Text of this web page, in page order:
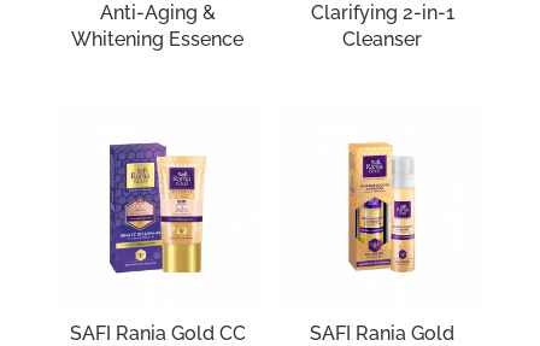
Anti-Aging &
Whitening Essence
Clarifying 2-in-1
Cleanser
SAFI Rania Gold CC
SAFI Rania Gold